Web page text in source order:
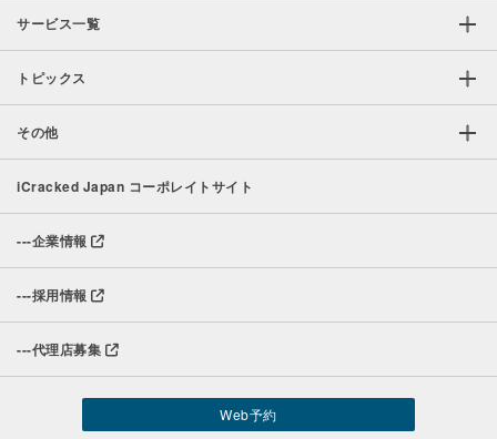
サービス一覧
トピックス
その他
iCracked Japan コーポレイトサイト
---企業情報
---採用情報
---代理店募集
Web予約